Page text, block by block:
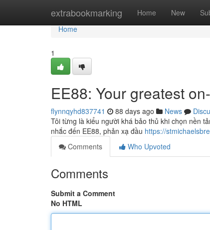
extrabookmarking Home New
Home
Home
1
EE88: Your greatest
flynnqyhd837741 88 days ago News
Tôi từng là kiểu người khá bảo thủ khi chọn nền
nhắc đến EE88, phản xạ đầu https://
Comments
Who Upvoted
Comments
Submit a Comment
No HTML